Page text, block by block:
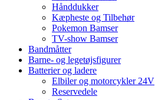
Hånddukker
Kæpheste og Tilbehør
Pokemon Bamser
TV-show Bamser
Bandmåtter
Barne- og legetøjsfigurer
Batterier og ladere
Elbiler og motorcykler 24V
Reservedele